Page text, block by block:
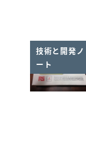
技術と開発ノ
ート